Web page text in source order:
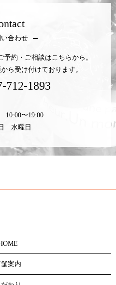
合わせ
約・ご相談はこちらから。
ら受け付けております。
712-1893
10:00〜19:00
水曜日
舗案内